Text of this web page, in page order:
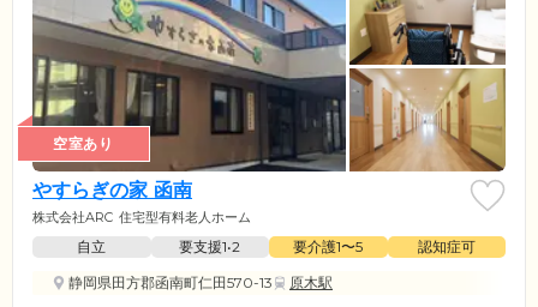
空室あり
やすらぎの家 函南
株式会社ARC 住宅型有料老人ホーム
自立 要支援1•2 要介護1〜5
認知症可
静岡県田方郡函南町仁田570-13
原木駅